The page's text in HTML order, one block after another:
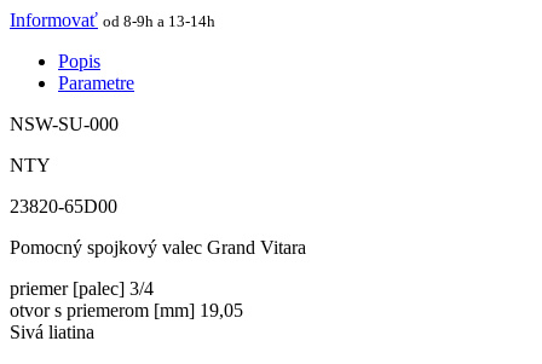
Informovať od 8-9h a 13-14h
Popis
Parametre
NSW-SU-000
NTY
23820-65D00
Pomocný spojkový valec Grand Vitara
priemer [palec] 3/4
otvor s priemerom [mm] 19,05
Sivá liatina